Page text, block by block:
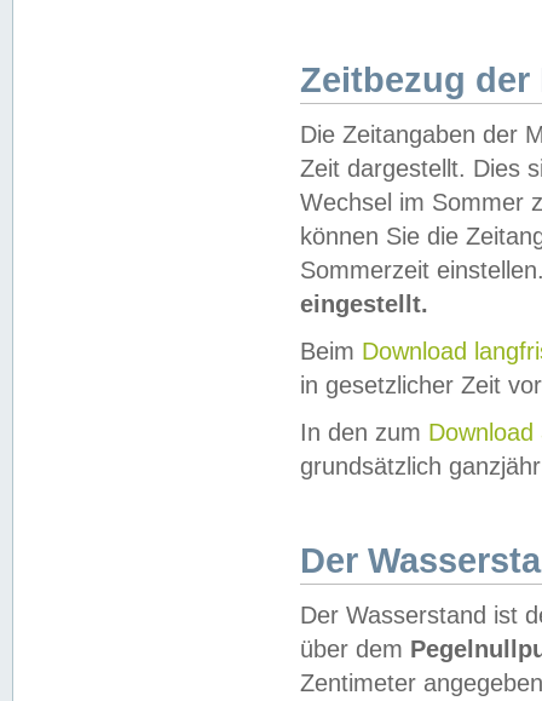
Zeitbezug der
Die Zeitangaben der
Zeit dargestellt. Dies
Wechsel im Sommer
können Sie die
Sommerzeit
eingestellt.
Beim Download
in gesetzlicher Zeit
In den zum Download
grundsätzlich
Der
Der Wasserstand ist
über dem
Zentimeter